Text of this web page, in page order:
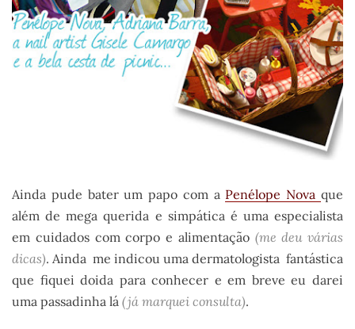
Ainda pude bater um papo com a Penélope Novaque
além de mega querida e simpática é uma especialista
em cuidados com corpo e alimentação (me deu várias
dicas). Ainda me indicou uma dermatologista fantástica
que fiquei doida para conhecer e em breve eu darei
uma passadinha lá (já marquei consulta).